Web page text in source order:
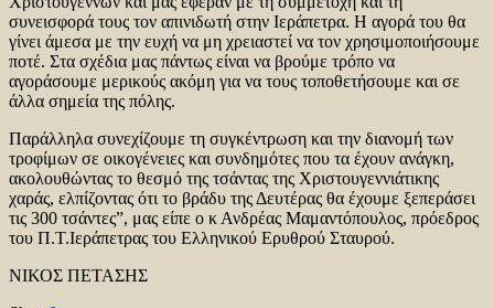
συνεισφορά τους τον απινιδωτή στην Ιεράπετρα. Η αγορά του θα
γίνει άμεσα με την ευχή να μη χρειαστεί να τον χρησιμοποιήσουμε
ποτέ. Στα σχέδια μας πάντως είναι να βρούμε τρόπο να
αγοράσουμε μερικούς ακόμη για να τους τοποθετήσουμε και σε
άλλα σημεία της πόλης.
Παράλληλα συνεχίζουμε τη συγκέντρωση και την διανομή των
τροφίμων σε οικογένειες και συνδημότες που τα έχουν ανάγκη,
ακολουθώντας το θεσμό της τσάντας της Χριστουγεννιάτικης
χαράς, ελπίζοντας ότι το βράδυ της Δευτέρας θα έχουμε ξεπεράσει
τις 300 τσάντες”, μας είπε ο κ Ανδρέας Μαμαντόπουλος, πρόεδρος
του Π.Τ.Ιεράπετρας του Ελληνικού Ερυθρού Σταυρού.
ΝΙΚΟΣ ΠΕΤΑΣΗΣ